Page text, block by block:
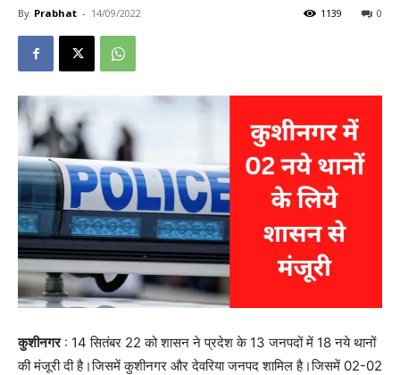
By Prabhat - 14/09/2022 0
1139
कुशीनगर: 14 सितंबर 22 को शासन ने प्रदेश के 13 जनपदों में 18 नये थानों
की मंजूरी दी है।जिसमें कुशीनगर और देवरिया जनपद शामिल है।जिसमें 02-02